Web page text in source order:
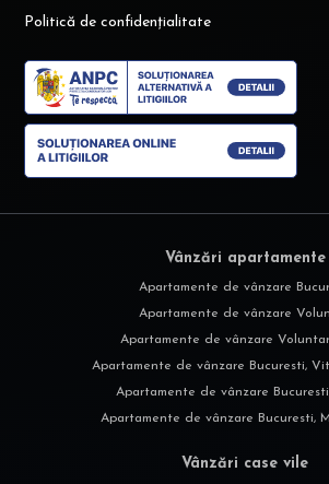
Politică de confidențialitate
Vânzări apartamente
Apartamente de vânzare
Apartamente de vânzare
Apartamente de vânzare
Apartamente de vânzare Bucuresti,
Apartamente de vânzare
Apartamente de vânzare Bucuresti,
Vânzări case vile